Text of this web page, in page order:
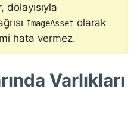
dolayısıyla
ImageAsset olarak
hata vermez.
Varlıkları